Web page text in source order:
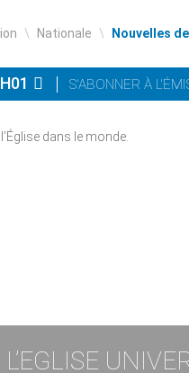
\ Nationale \ Nouvelles
S'ABONNER À
dans le monde.